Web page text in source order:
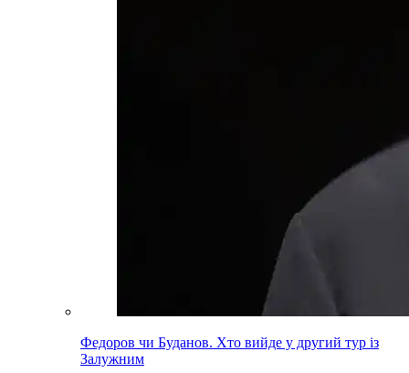
Федоров чи Буданов. Хто вийде у другий тур із
Залужним